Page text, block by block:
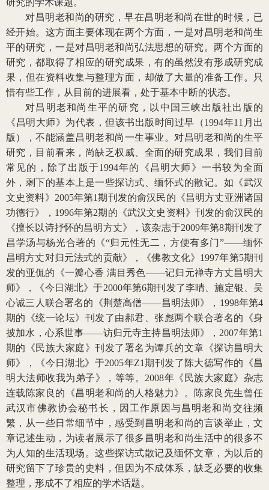
研究的学术课题。
对昌明老和尚的研究，早在昌明老和尚在世的时候，已
经开始。这方面主要体现在两个方面，一是对昌明老和尚生
平的研究，一是对昌明老和尚弘法思想的研究。两个方面的
研究，都取得了相应的研究成果，有的虽然没有形成研究成
果，但在资料收集与整理方面，却做了大量的准备工作。只
惜有些工作，从目前的进展看，处于基本中断的状态。
对昌明老和尚生平的研究，以中国三峡出版社出版的
《昌明大师》为代表，但该书出版时间过早（1994年11月出
版），不能涵盖昌明老和尚一生事业。对昌明老和尚的生平
研究，目前看来，尚缺乏权威、全面的研究成果，我们目前
常见的，除了出版于1994年的《昌明大师》一书较为全面
外，剩下的基本上是一些探访式、缅怀式的散记。如《武汉
文史资料》2005年第1期刊发的俞汉民的《昌明方丈亚洲诸国
功德行》，1996年第2期的《武汉文史资料》刊发的俞汉民的
《擅长以诗抒怀的昌明方丈》，该杂志于2009年第8期刊发了
昌学汤与杨光合著的《“归元性无二，方便有多门”——缅怀
昌明方丈对归元法式的贡献》，《佛教文化》1997年第5期刊
发的亚侃的《一瓣心香 满目秀色——记归元禅寺方丈昌明大
师》，《今日湖北》于2000年第6期刊发了李晴、施定银、吴
心诚三人联合署名的《荆楚高僧——昌明法师》，1998年第4
期的《统一论坛》刊发了由郝君、张彪两个联合著名的《身
披加水，心系世事——访归元寺主持昌明法师》，2007年第1
期的《民族大家庭》刊发了署名为谭兵的文章《探访昌明大
师》，《今日湖北》于2005年Z1期刊发了陈大德写作的《昌
明大法师收我为弟子》，等等。2008年《民族大家庭》杂志
连载陈家良的《昌明老和尚的人格魅力》。陈家良先生曾任
武汉市佛教协会秘书长，因工作原因与昌明老和尚交往频
繁，从一些日常细节中，感受到昌明老和尚的言谈举止，文
章记述生动，为读者展示了很多昌明老和尚生活中的很多不
为人知的生活现场。这些探访式散记及缅怀文章，为以后的
研究留下了珍贵的史料，但因为不成体系，缺乏必要的收集
整理，形成不了相应的学术话题。